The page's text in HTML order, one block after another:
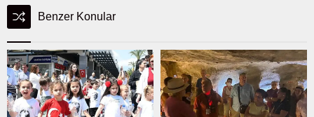
Benzer Konular